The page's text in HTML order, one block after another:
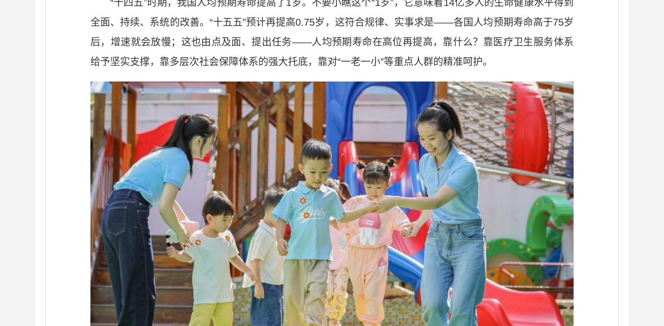
“十四五”时期，我国人均预期寿命提高了1岁。不要小瞧这个“1岁”，它意味着14亿多人的生命健康水平得到
全面、持续、系统的改善。“十五五”预计再提高0.75岁，这符合规律、实事求是——各国人均预期寿命高于75岁
后，增速就会放慢；这也由点及面、提出任务——人均预期寿命在高位再提高，靠什么？靠医疗卫生服务体系
给予坚实支撑，靠多层次社会保障体系的强大托底，靠对“一老一小”等重点人群的精准呵护。